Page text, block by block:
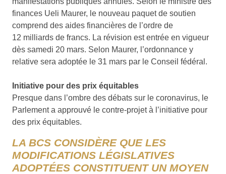
finances Ueli Maurer, le nouveau paquet de soutien
comprend des aides financières de l’ordre de
12 milliards de francs. La révision est entrée en vigueur
dès samedi 20 mars. Selon Maurer, l’ordonnance y
relative sera adoptée le 31 mars par le Conseil fédéral.
Initiative pour des prix équitables
Presque dans l’ombre des débats sur le coronavirus, le
Parlement a approuvé le contre-projet à l’initiative pour
des prix équitables.
LA BCS CONSIDÈRE QUE LES
MODIFICATIONS LÉGISLATIVES
ADOPTÉES CONSTITUENT UN MOYEN